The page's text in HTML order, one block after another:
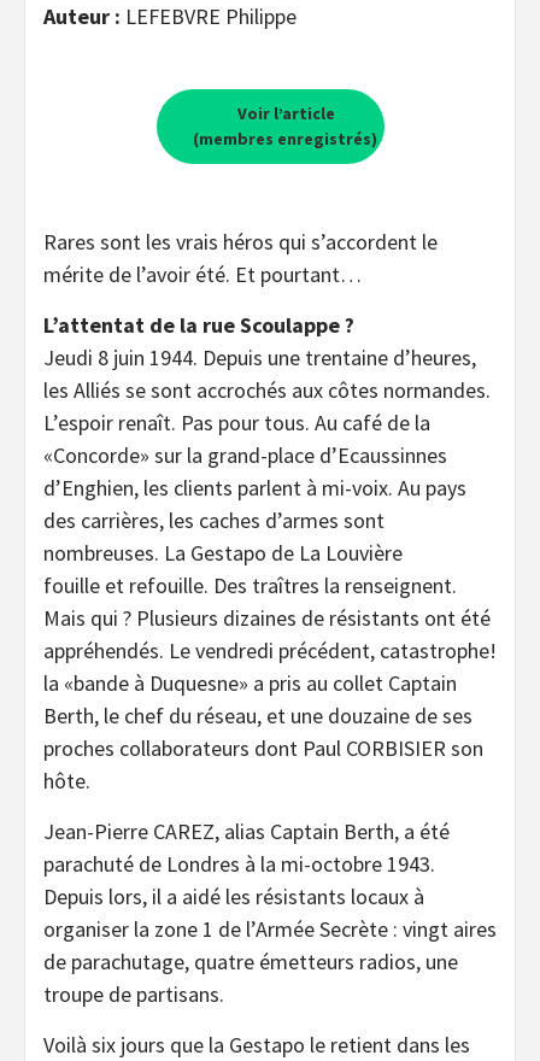
Auteur : LEFEBVRE Philippe
Voir l’article
(membres enregistrés)
Rares sont les vrais héros qui s’accordent le
mérite de l’avoir été. Et pourtant…
L’attentat de la rue Scoulappe ?
Jeudi 8 juin 1944. Depuis une trentaine d’heures,
les Alliés se sont accrochés aux côtes normandes.
L’espoir renaît. Pas pour tous. Au café de la
«Concorde» sur la grand-place d’Ecaussinnes
d’Enghien, les clients parlent à mi-voix. Au pays
des carrières, les caches d’armes sont
nombreuses. La Gestapo de La Louvière
fouille et refouille. Des traîtres la renseignent.
Mais qui ? Plusieurs dizaines de résistants ont été
appréhendés. Le vendredi précédent, catastrophe!
la «bande à Duquesne» a pris au collet Captain
Berth, le chef du réseau, et une douzaine de ses
proches collaborateurs dont Paul CORBISIER son
hôte.
Jean-Pierre CAREZ, alias Captain Berth, a été
parachuté de Londres à la mi-octobre 1943.
Depuis lors, il a aidé les résistants locaux à
organiser la zone 1 de l’Armée Secrète : vingt aires
de parachutage, quatre émetteurs radios, une
troupe de partisans.
Voilà six jours que la Gestapo le retient dans les